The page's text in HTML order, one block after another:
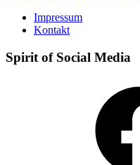
Impressum
Kontakt
Spirit of Social Media